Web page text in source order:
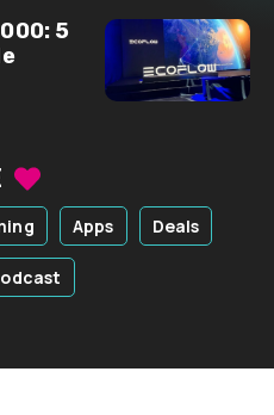
5
Apps Deals